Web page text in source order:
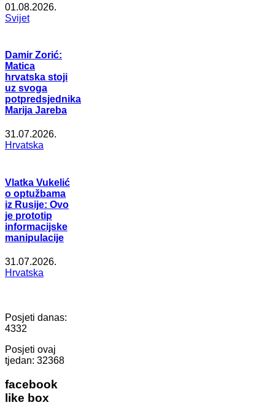
01.08.2026.
Svijet
Damir Zorić:
Matica
hrvatska stoji
uz svoga
potpredsjednika
Marija Jareba
31.07.2026.
Hrvatska
Vlatka Vukelić
o optužbama
iz Rusije: Ovo
je prototip
informacijske
manipulacije
31.07.2026.
Hrvatska
Posjeti danas:
4332
Posjeti ovaj
tjedan: 32368
facebook
like box